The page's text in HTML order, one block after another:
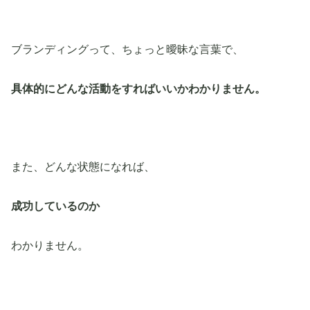
ブランディングって、ちょっと曖昧な言葉で、
具体的にどんな活動をすればいいかわかりません。
また、どんな状態になれば、
成功しているのか
わかりません。